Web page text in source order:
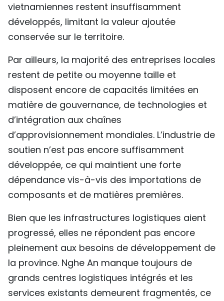
vietnamiennes restent insuffisamment
développés, limitant la valeur ajoutée
conservée sur le territoire.
Par ailleurs, la majorité des entreprises locales
restent de petite ou moyenne taille et
disposent encore de capacités limitées en
matière de gouvernance, de technologies et
d’intégration aux chaînes
d’approvisionnement mondiales. L’industrie de
soutien n’est pas encore suffisamment
développée, ce qui maintient une forte
dépendance vis-à-vis des importations de
composants et de matières premières.
Bien que les infrastructures logistiques aient
progressé, elles ne répondent pas encore
pleinement aux besoins de développement de
la province. Nghe An manque toujours de
grands centres logistiques intégrés et les
services existants demeurent fragmentés, ce